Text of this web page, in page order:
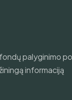
palyginimo
informaciją